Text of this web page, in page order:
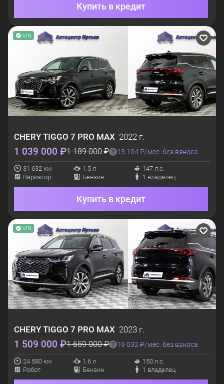
Купить в кредит
VIN
CHERY TIGGO 7 PRO MAX 2022 г.
1 039 000 ₽1 189 000 ₽ 13 104 ₽/мес. без взноса
31 632 км 1.5 л
147 л.с.
Вариатор
Бензин 1 владелец
Купить в кредит
VIN
CHERY TIGGO 7 PRO MAX 2023 г.
1 509 000 ₽1 659 000 ₽ 19 032 ₽/мес. без взноса
24 580 км 1.6 л
150 л.с.
Робот
Бензин 1 владелец